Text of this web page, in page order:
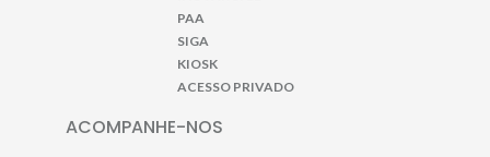
PAA
SIGA
KIOSK
ACESSO PRIVADO
ACOMPANHE-NOS